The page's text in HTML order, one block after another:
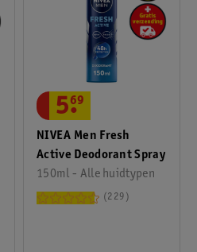
NIVEA Men Fresh
Active Deodorant Spray
150ml - Alle huidtypen
5.
69
229